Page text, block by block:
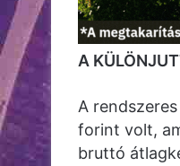
A
A
forint volt,
bruttó